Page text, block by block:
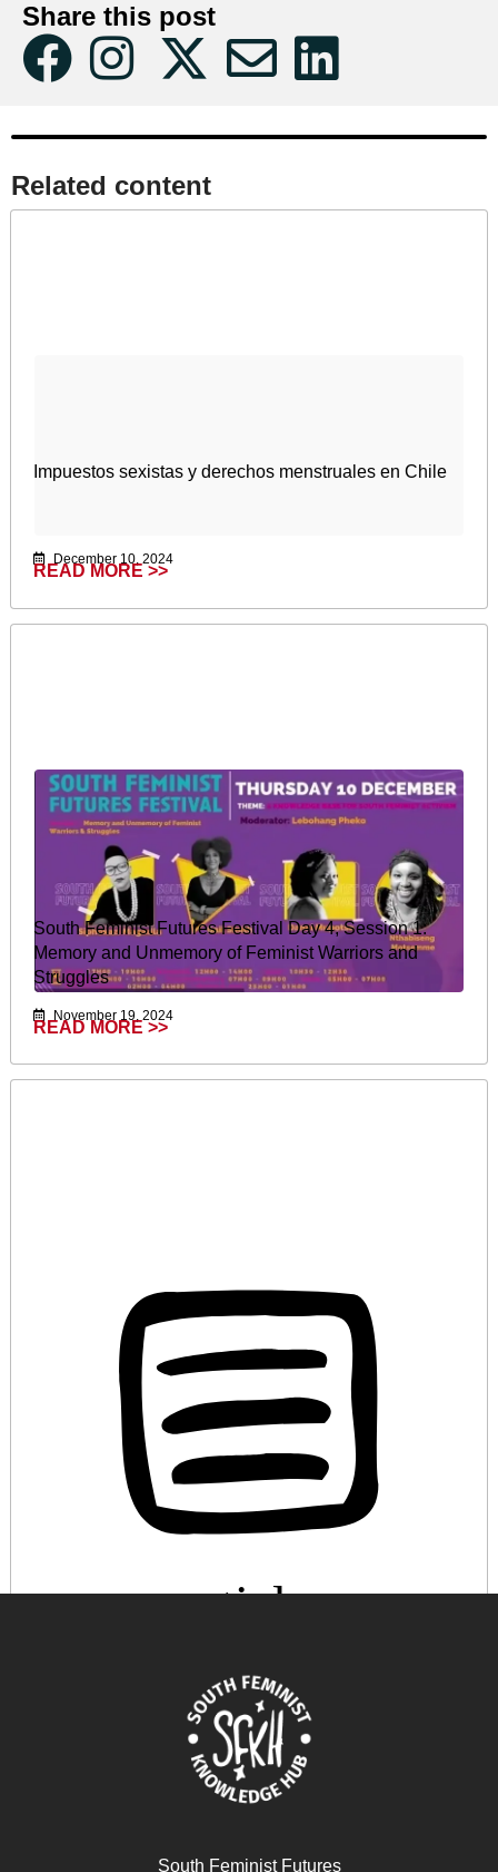
Share this post
Related content​
Impuestos sexistas y derechos menstruales en Chile
December 10, 2024
READ MORE >>
South Feminist Futures Festival Day 4, Session 1:
Memory and Unmemory of Feminist Warriors and
Struggles
November 19, 2024
READ MORE >>
South Feminist Futures